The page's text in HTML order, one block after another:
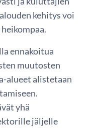
kehitys voi
ennakoitua
muutosten
alueet alistetaan
yhä
jäljelle